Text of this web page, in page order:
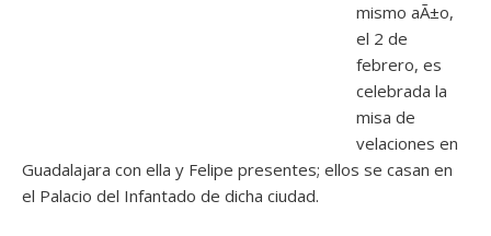
mismo aÃ±o,
el 2 de
febrero, es
celebrada la
misa de
velaciones en
Guadalajara con ella y Felipe presentes; ellos se casan en
el Palacio del Infantado de dicha ciudad.